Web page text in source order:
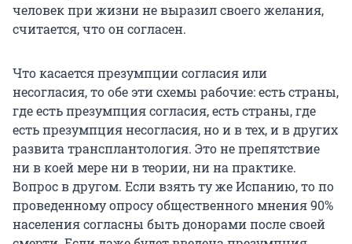
человек при жизни не выразил своего желания,
считается, что он согласен.
Что касается презумпции согласия или
несогласия, то обе эти схемы рабочие: есть страны,
где есть презумпция согласия, есть страны, где
есть презумпция несогласия, но и в тех, и в других
развита трансплантология. Это не препятствие
ни в коей мере ни в теории, ни на практике.
Вопрос в другом. Если взять ту же Испанию, то по
проведенному опросу общественного мнения 90%
населения согласны быть донорами после своей